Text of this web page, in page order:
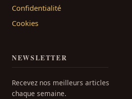
Confidentialité
Cookies
NEWSLETTER
Recevez nos meilleurs articles
chaque semaine.